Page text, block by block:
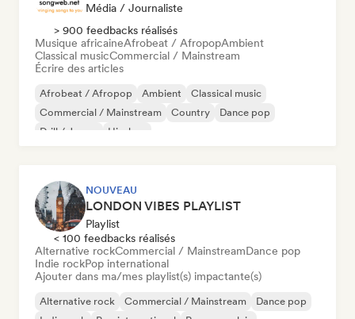
Média / Journaliste
> 900 feedbacks réalisés
Musique africaineAfrobeat / AfropopAmbient
Classical musicCommercial / Mainstream
Écrire des articles
Afrobeat / Afropop Ambient
Classical music
Commercial / Mainstream
Country
Dance pop
Drill / Jersey
Hip-hop
NOUVEAU
LONDON VIBES PLAYLIST
Playlist
< 100 feedbacks réalisés
Alternative rockCommercial / MainstreamDance pop
Indie rockPop international
Ajouter dans ma/mes playlist(s) impactante(s)
Alternative rock Commercial / Mainstream
Dance pop